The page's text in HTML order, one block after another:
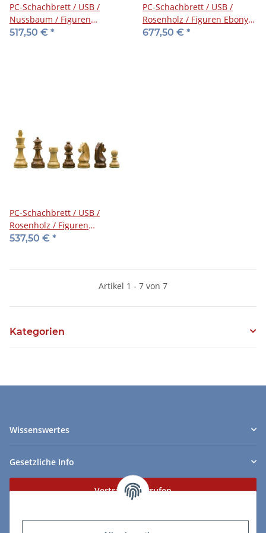
PC-Schachbrett / USB /
Nussbaum / Figuren
Timeless
517,50 € *
PC-Schachbrett / USB /
Rosenholz / Figuren Ebony /
Z+B
677,50 € *
PC-Schachbrett / USB /
Rosenholz / Figuren
Timeless / Z+B
537,50 € *
Artikel 1 - 7 von 7
Kategorien
Wissenswertes
Gesetzliche Info
Vertrag widerrufen